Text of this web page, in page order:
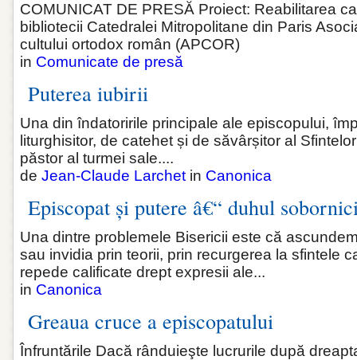
COMUNICAT DE PRESĂ Proiect: Reabilitarea
bibliotecii Catedralei Mitropolitane din Paris
cultului ortodox român (APCOR)
in Comunicate de presă
Puterea iubirii
Una din îndatoririle principale ale episcopului,
liturghisitor, de catehet și de săvârșitor al
păstor al turmei sale....
de Jean-Claude Larchet in Canonica
Episcopat și putere â€“ duhul
Una dintre problemele Bisericii este că
sau invidia prin teorii, prin recurgerea la sfintele
repede calificate drept expresii ale...
in Canonica
Greaua cruce a episcopatului
Înfruntările Dacă rânduieşte lucrurile după